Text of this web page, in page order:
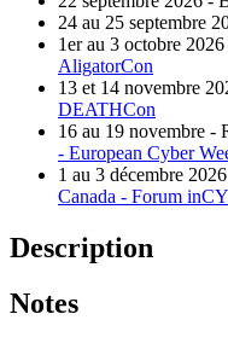
24 au 25 septembre
1er au 3 octobre
AligatorCon
13 et 14 novembre
DEATHCon
16 au 19 novembre -
- European Cyber
1 au 3 décembre
Canada - Forum
Description
Notes